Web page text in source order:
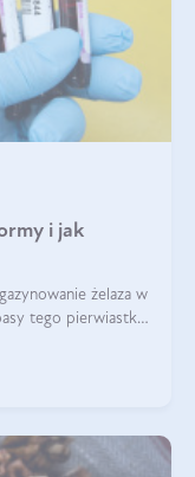
i jak
żelaza w
tego pierwiastka.